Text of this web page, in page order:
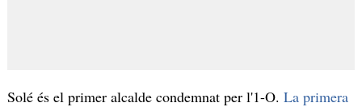
Solé és el primer alcalde condemnat per l'1-O. La primera